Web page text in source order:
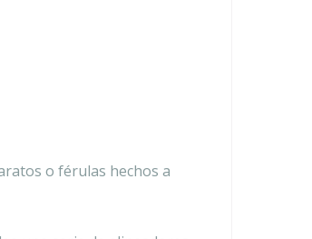
o férulas hechos a